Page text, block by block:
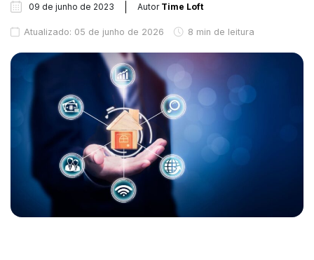
09 de junho de 2023 Autor Time Loft
Atualizado: 05 de junho de 2026 8 min de leitura